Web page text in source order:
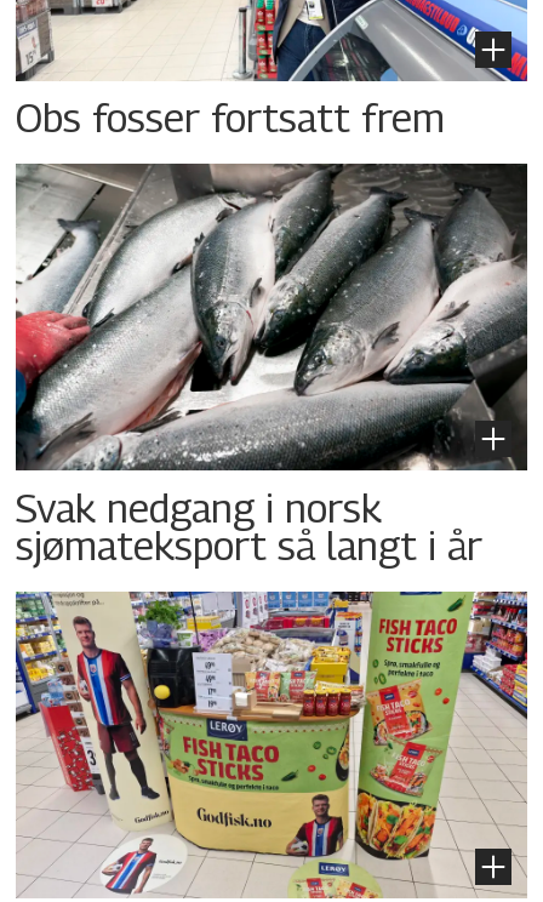
Obs fosser fortsatt frem
Svak nedgang i norsk
sjømateksport så langt i år